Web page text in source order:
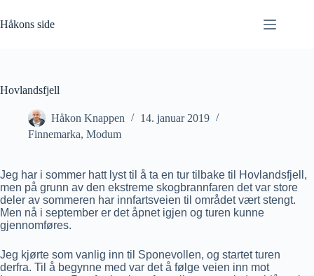
til
innholdet
Håkons side
Hovlandsfjell
Håkon Knappen
14. januar 2019
Finnemarka, Modum
Jeg har i sommer hatt lyst til å ta en tur tilbake til Hovlandsfjell,
men på grunn av den ekstreme skogbrannfaren det var store
deler av sommeren har innfartsveien til området vært stengt.
Men nå i september er det åpnet igjen og turen kunne
gjennomføres.
Jeg kjørte som vanlig inn til Sponevollen, og startet turen
derfra. Til å begynne med var det å følge veien inn mot